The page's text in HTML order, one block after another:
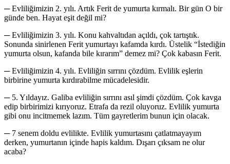
─ Evliliğimizin 2. yılı. Artık Ferit de yumurta kırmalı. Bir gün O bir
günde ben. Hayat eşit değil mi?
─ Evliliğimizin 3. yılı. Konu kahvaltıdan açıldı, çok tartıştık.
Sonunda sinirlenen Ferit yumurtayı kafamda kırdı. Üstelik “İstediğin
yumurta olsun, kafanda bile kırarım” demez mi? Çok kabasın Ferit.
─ Evliliğimizin 4. yılı. Evliliğin sırrını çözdüm. Evlilik eşlerin
birbirine yumurta kırdırabilme mücadelesidir.
─ 5. Yıldayız. Galiba evliliğin sırrını asıl şimdi çözdüm. Çok kavga
edip birbirimizi kırıyoruz. Etrafa da rezil oluyoruz. Evlilik yumurta
gibi onu incitmemek lazım. Tüm gayretlerim bunun için olacak.
─ 7 senem doldu evlilikte. Evlilik yumurtasını çatlatmayayım
derken, yumurtanın içinde hapis kaldım. Dışarı çıksam ne olur
acaba?